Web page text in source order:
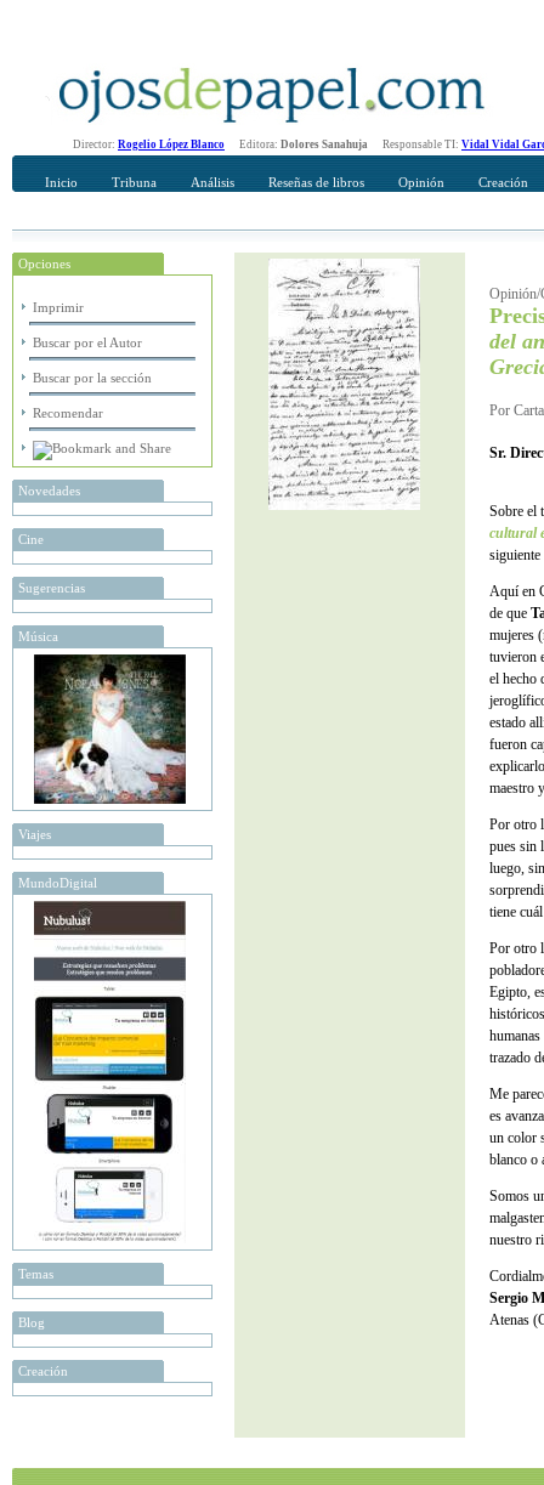
Director: Rogelio López Blanco Editora: Dolores Sanahuja Responsable TI: Vidal Vidal
Inicio Tribuna Análisis Reseñas de libros Opinión Creación
Opciones
Imprimir
Buscar por el Autor
Buscar por la sección
Recomendar
Novedades
Cine
Sugerencias
Música
Viajes
MundoDigital
Temas
Blog
Creación
Recomendar
Su nombre Completo
Opinión/
del
Por
Sr.
Sobre el
cultural
siguiente
Aquí en
de que
mujeres
tuvieron
el hecho
estado
fueron
maestro
Por otro
pues sin
luego,
tiene
Por otro
Egipto,
trazado
Me
es
un color
blanco o
Somos
nuestro
Sergio
Atenas